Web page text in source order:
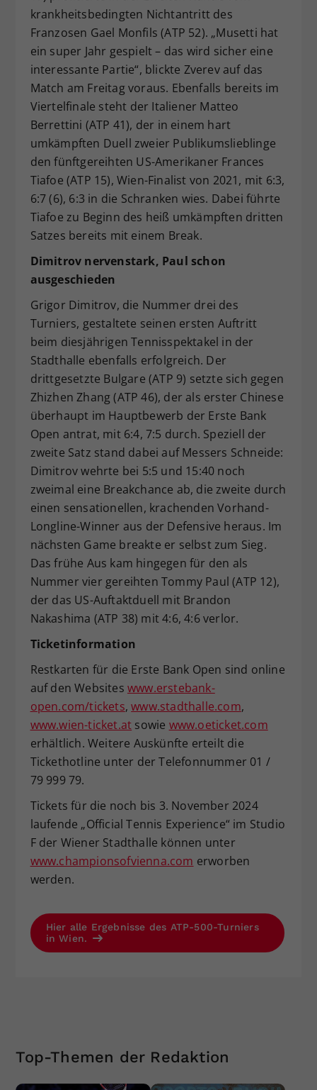
krankheitsbedingten Nichtantritt des
Franzosen Gael Monfils (ATP 52). „Musetti hat
ein super Jahr gespielt – das wird sicher eine
interessante Partie“, blickte Zverev auf das
Match am Freitag voraus. Ebenfalls bereits im
Viertelfinale steht der Italiener Matteo
Berrettini (ATP 41), der in einem hart
umkämpften Duell zweier Publikumslieblinge
den fünftgereihten US-Amerikaner Frances
Tiafoe (ATP 15), Wien-Finalist von 2021, mit 6:3,
6:7 (6), 6:3 in die Schranken wies. Dabei führte
Tiafoe zu Beginn des heiß umkämpften dritten
Satzes bereits mit einem Break.
Dimitrov nervenstark, Paul schon
ausgeschieden
Grigor Dimitrov, die Nummer drei des
Turniers, gestaltete seinen ersten Auftritt
beim diesjährigen Tennisspektakel in der
Stadthalle ebenfalls erfolgreich. Der
drittgesetzte Bulgare (ATP 9) setzte sich gegen
Zhizhen Zhang (ATP 46), der als erster Chinese
überhaupt im Hauptbewerb der Erste Bank
Open antrat, mit 6:4, 7:5 durch. Speziell der
zweite Satz stand dabei auf Messers Schneide:
Dimitrov wehrte bei 5:5 und 15:40 noch
zweimal eine Breakchance ab, die zweite durch
einen sensationellen, krachenden Vorhand-
Longline-Winner aus der Defensive heraus. Im
nächsten Game breakte er selbst zum Sieg.
Das frühe Aus kam hingegen für den als
Nummer vier gereihten Tommy Paul (ATP 12),
der das US-Auftaktduell mit Brandon
Nakashima (ATP 38) mit 4:6, 4:6 verlor.
Ticketinformation
Restkarten für die Erste Bank Open sind online
auf den Websites www.erstebank-
open.com/tickets,www.stadthalle.com,
www.wien-ticket.at sowie www.oeticket.com
erhältlich. Weitere Auskünfte erteilt die
Tickethotline unter der Telefonnummer 01 /
79 999 79.
Tickets für die noch bis 3. November 2024
laufende „Official Tennis Experience“ im Studio
F der Wiener Stadthalle können unter
www.championsofvienna.com erworben
werden.
Hier alle Ergebnisse des ATP-500-Turniers
in Wien.
Top-Themen der Redaktion